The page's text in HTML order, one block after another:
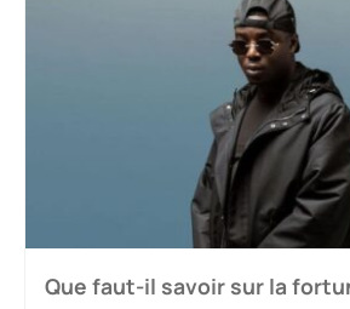
Que faut-il savoir sur la